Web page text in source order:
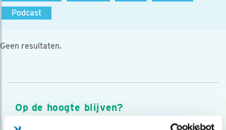
Podcast
Geen resultaten.
Op de hoogte blijven?
Meld je aan en ontvang nieuws, inspiratie, acties en tips